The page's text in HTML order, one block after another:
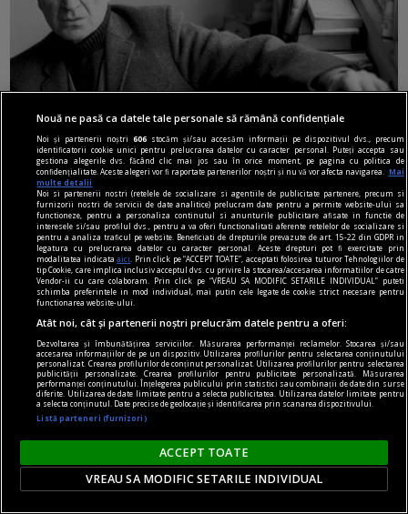
noile fanatisme
Dragă Domnule Cioran,
Pe vremuri, m-ați fi vrut arestat; acum, trebuie
să-mi acceptați o „distanță ironică de destinul
nostru”. Vai, lumea merge înainte cu „semi-
idealuri”!
Nouă ne pasă ca datele tale personale să rămână confidențiale
Noi și partenerii noștri606 stocăm și/sau accesăm informații pe dispozitivul dvs., precum
identificatorii cookie unici pentru prelucrarea datelor cu caracter personal. Puteți accepta sau
gestiona alegerile dvs. făcând clic mai jos sau în orice moment, pe pagina cu politica de
confidențialitate. Aceste alegeri vor fi raportate partenerilor noștri și nu vă vor afecta navigarea.
Mai
multe detalii
Noi si partenerii nostri (retelele de socializare si agentiile de publicitate partenere, precum si
furnizorii nostri de servicii de date analitice) prelucram date pentru a permite website-ului sa
functioneze, pentru a personaliza continutul si anunturile publicitare afisate in functie de
interesele si/sau profilul dvs., pentru a va oferi functionalitati aferente retelelor de socializare si
pentru a analiza traficul pe website. Beneficiati de drepturile prevazute de art. 15-22 din GDPR in
legatura cu prelucrarea datelor cu caracter personal. Aceste drepturi pot fi exercitate prin
modalitatea indicataaici
. Prin click pe “ACCEPT TOATE”, acceptati folosirea tuturor Tehnologiilor de
tip Cookie, care implica inclusiv acceptul dvs. cu privire la stocarea/accesarea informatiilor de catre
Vendor-ii cu care colaboram. Prin click pe “VREAU SA MODIFIC SETARILE INDIVIDUAL” puteti
schimba preferintele in mod individual, mai putin cele legate de cookie strict necesare pentru
functionarea website-ului.
Atât noi, cât și partenerii noștri prelucrăm datele pentru a oferi:
Dezvoltarea și îmbunătățirea serviciilor. Măsurarea performanței reclamelor. Stocarea și/sau
accesarea informațiilor de pe un dispozitiv. Utilizarea profilurilor pentru selectarea conținutului
personalizat. Crearea profilurilor de conținut personalizat. Utilizarea profilurilor pentru selectarea
publicității personalizate. Crearea profilurilor pentru publicitate personalizată. Măsurarea
performanței conținutului. Înțelegerea publicului prin statistici sau combinații de date din surse
diferite. Utilizarea de date limitate pentru a selecta publicitatea. Utilizarea datelor limitate pentru
a selecta conținutul. Date precise de geolocație și identificarea prin scanarea dispozitivului.
Listă parteneri (furnizori)
ACCEPT TOATE
VREAU SA MODIFIC SETARILE INDIVIDUAL